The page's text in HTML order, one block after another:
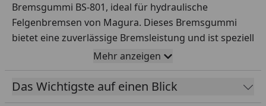
Bremsgummi BS-801, ideal für hydraulische
Felgenbremsen von Magura. Dieses Bremsgummi
bietet eine zuverlässige Bremsleistung und ist speziell
für den Einsatz an Alufelgen konzipiert.
Kompatibilität
Passend für die Modelle HS-11 und HS-33 von
Mehr anzeigen
Das Wichtigste auf einen Blick